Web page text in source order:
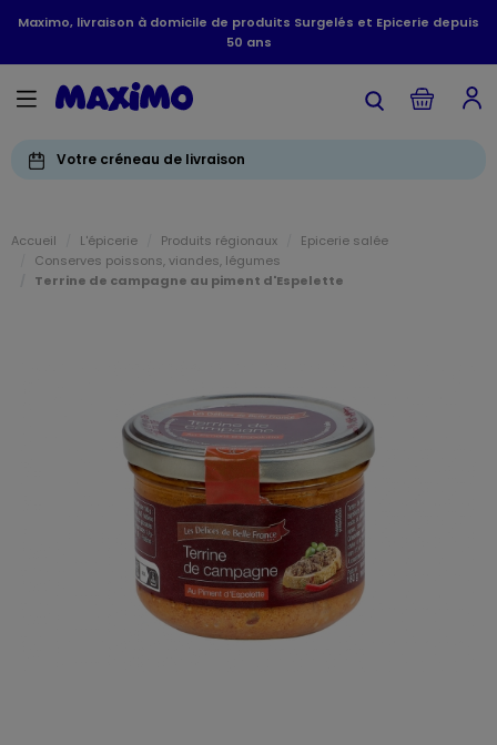
Maximo, livraison à domicile de produits Surgelés et Epicerie depuis
50 ans
Votre créneau de livraison
Accueil L'épicerie Produits régionaux
Epicerie salée
Conserves poissons, viandes, légumes
Terrine de campagne au piment d'Espelette